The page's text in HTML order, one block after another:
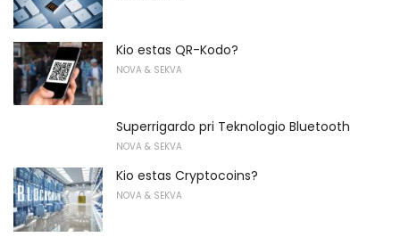
Kio estas QR-Kodo?
NOVA & SEKVA
Superrigardo pri Teknologio Bluetooth
NOVA & SEKVA
Kio estas Cryptocoins?
NOVA & SEKVA